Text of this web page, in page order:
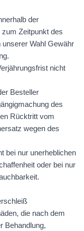
der
Zeitpunkt des
Wahl Gewähr
nicht
Besteller
des
Rücktritt vom
wegen des
bei nur unerheblichen
oder bei nur
die nach dem
Behandlung,